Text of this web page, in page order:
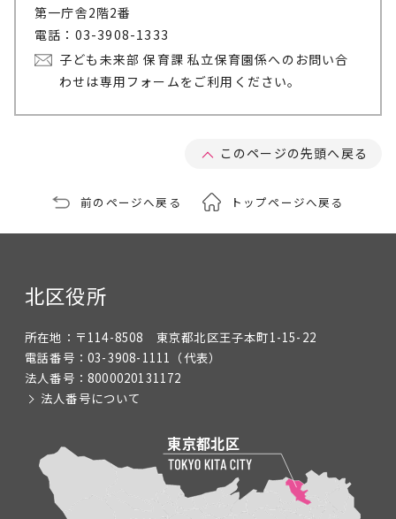
第一庁舎2階2番
電話：03-3908-1333
子ども未来部 保育課 私立保育園係へのお問い合
わせは専用フォームをご利用ください。
このページの先頭へ戻る
前のページへ戻る トップページへ戻る
北区役所
所在地： 〒114-8508 東京都北区王子本町1-15-22
電話番号： 03-3908-1111 （代表）
法人番号： 8000020131172
法人番号について